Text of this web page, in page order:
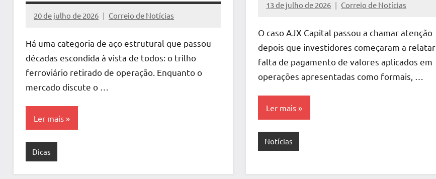
20 de julho de 2026 Correio de Notícias
Nenhum
Há uma categoria de aço estrutural que passou
décadas escondida à vista de todos: o trilho
ferroviário retirado de operação. Enquanto o
mercado discute o …
Ler mais
Dicas
13 de julho de 2026 Correio de Notícias
Nenhum
O caso AJX Capital passou a chamar atenção
depois que investidores começaram a relatar
falta de pagamento de valores aplicados em
operações apresentadas como formais, …
Ler mais
Notícias